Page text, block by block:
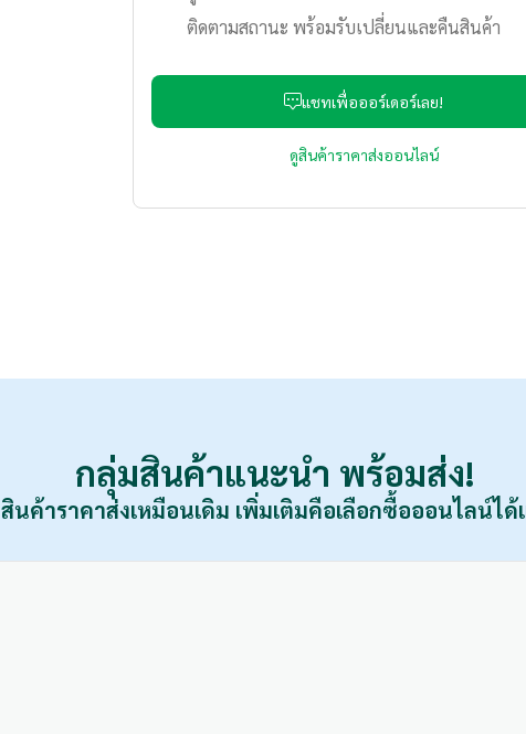
ติดตามสถานะ พร้อมรับเปลี่ยนและคืนสินค้า
แชทเพื่อออร์เดอร์เลย!
ดูสินค้าราคาส่งออนไลน์
กลุ่มสินค้าแนะนำ พร้อมส่ง!
สินค้าราคาส่งเหมือนเดิม เพิ่มเติมคือเลือกซื้อออนไลน์ได้